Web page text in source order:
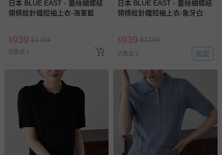
日本 BLUE EAST - 蕾絲蝴蝶結
領條紋針織短袖上衣-海軍藍
$939 $1794
已售出 1
日本 BLUE EAST - 蕾絲蝴蝶結
領條紋針織短袖上衣-象牙白
$939 $1794
已售出 3 追蹤